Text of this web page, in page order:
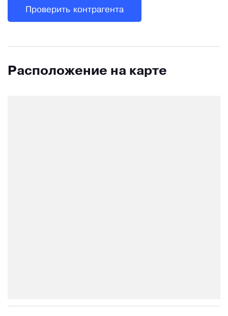
Проверить контрагента
Расположение на карте